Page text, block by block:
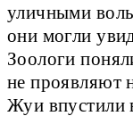
уличными
они могли
Зоологи
не проявляют
Жуи впустили